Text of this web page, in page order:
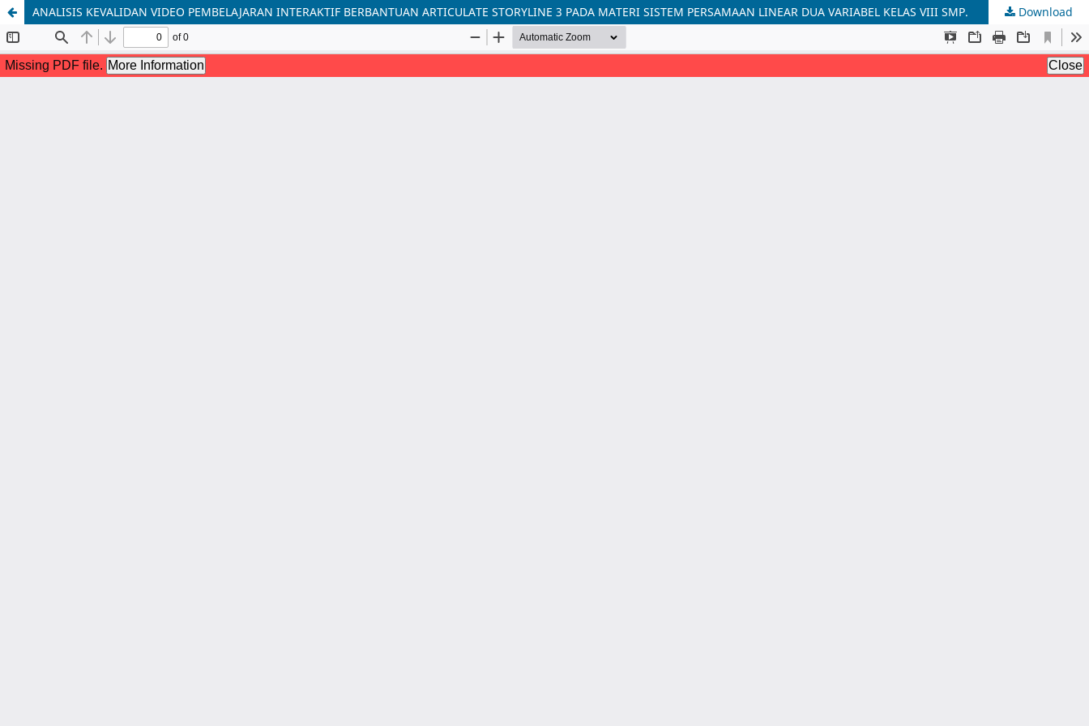
ANALISIS KEVALIDAN VIDEO PEMBELAJARAN INTERAKTIF BERBANTUAN ARTICULATE STORYLINE 3 PADA MATERI SISTEM PERSAMAAN LINEAR DUA VARIABEL KELAS VIII SMP. Download